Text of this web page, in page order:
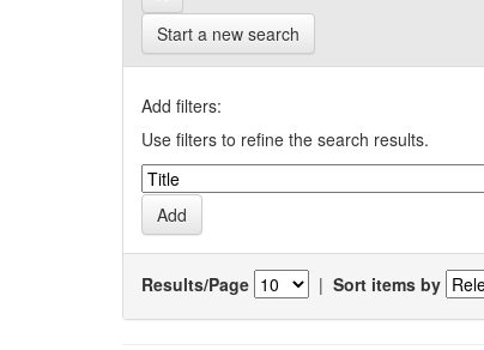
Start a new search
Add filters:
Use filters to refine the search results.
Results/Page | Sort items by